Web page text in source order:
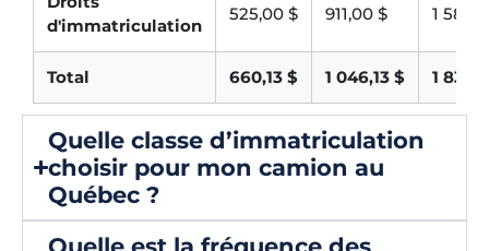
d'immatriculation
525,00 $ 911,00 $ 1
Total 660,13 $ 1 046,13 $ 1
Quelle classe d’immatriculation
choisir pour mon camion au
Québec ?